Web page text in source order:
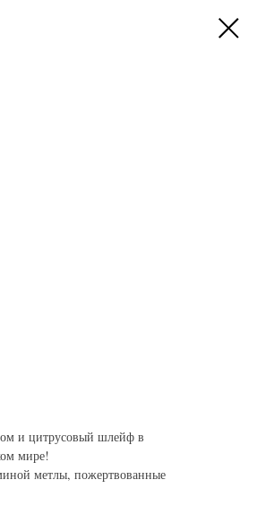
и цитрусовый шлейф в
мире!
метлы, пожертвованные